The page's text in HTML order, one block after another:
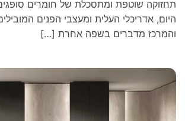
תחזוקה שוטפת ומתסכלת של חומרים
היום, אדריכלי העלית ומעצבי הפנים
והמרכז מדברים בשפה אחרת […]